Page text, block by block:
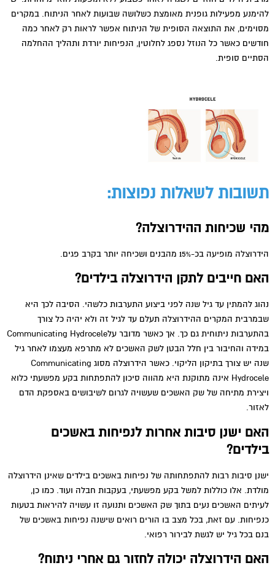
להימנע מפעילות גופנית מאומצת כשלושה שבועות לאחר הניתוח. במקרים
מסוימים, את התוצאה הסופית של הניתוח אפשר לראות רק לאחר כמה
חודשים כאשר כל הנוזל נספג לחלוטין, הנפיחות יורדת ותהליך ההחלמה
הסתיים סופית.
תשובות לשאלות נפוצות:
מהי שכיחות ההידרוצלה?
הידרוצלה מופיעה בכ-15% מהבנים ושכיחה יותר בקרב פגים.
האם חייבים לתקן הידרוצלה בילדים?
נהוג להמתין עד גיל שנה לפני ביצוע התערבות כלשהי. הסיבה לכך היא
שבמרבית המקרים ההידרוצלה תעלם עד לגיל זה ולא יהיה כל צורך
בהתערבות ניתוחית גם כך. אך כאשר מדובר עלCommunicating Hydrocele
במידה והחיבור בין חלל הבטן לשק האשכים לא מתרפא מעצמו לאחר גיל
שנה יש צורך בתיקון הליקוי. כאשר הידרוצלה מסוג Communicating
Hydrocele אינה מתוקנת היא מהווה סיכון להתפתחות בקע מפשעתי כלוא
ויצירת מתיחה של שק האשכים שעשויה לגרום לשיבושים באספקת הדם
לאזור.
האם ישנן סיבות אחרות לנפיחות באשכים
בילדים?
ישנן סיבות רבות להתפתחותה של נפיחות באשכים בילדים שאינן הידרוצלה
מולדת. אלו כוללות למשל בקע מפשעתי, בעקבות חבלה ועוד. כמו כן,
לעיתים האשכים נעים בתוך שק האשכים ותנועה זו עשויה להיראות בטעות
כנפיחות. עם זאת, בכל מצב בו הורים רואים שישנה נפיחות באשכים של
בנם בכל גיל יש לגשת לבירור רפואי.
האם הידרוצלה יכולה לחזור גם אחרי ניתוח?